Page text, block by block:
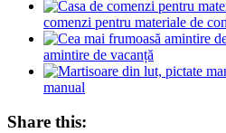
comenzi pentru materiale de
amintire de vacanță
manual
Share this: